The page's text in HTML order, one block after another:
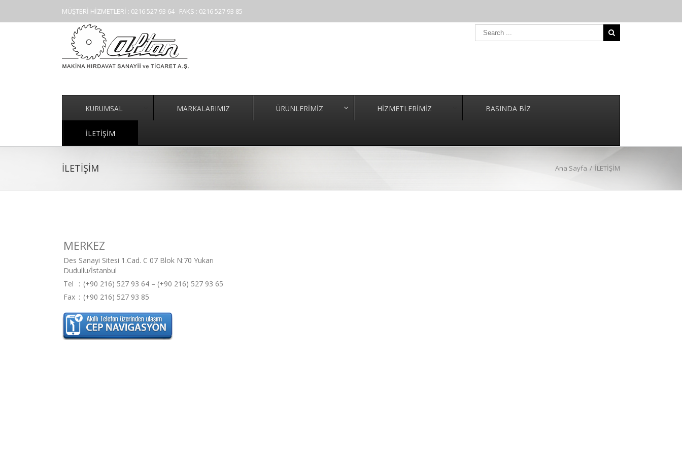
MÜŞTERİ HİZMETLERİ : 0216 527 93 64 FAKS : 0216 527 93 85
KURUMSAL MARKALARIMIZ ÜRÜNLERİMİZ HİZMETLERİMİZ BASINDA BİZ
İLETİŞİM
İLETİŞİM Ana Sayfa / İLETİŞİM
MERKEZ
Des Sanayi Sitesi 1.Cad. C 07 Blok N:70 Yukarı
Dudullu/İstanbul
Tel
: (+90 216) 527 93 64 – (+90 216) 527 93 65
Fax : (+90 216) 527 93 85